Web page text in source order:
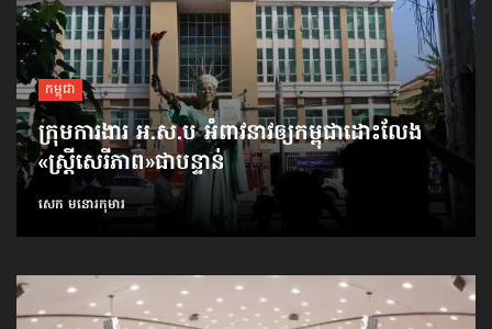
កម្ពុជា
ក្រុមការងារ អ.ស.ប អំពាវនាវ​ឲ្យកម្ពុជា​ដោះលែង​
«ស្ត្រីសេរីភាព»​ជាបន្ទាន់
សេក មនោរកុមារ